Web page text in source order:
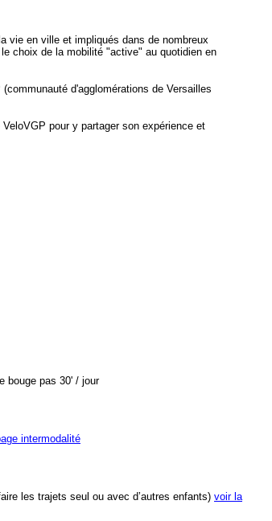
vie en ville et impliqués dans de nombreux
choix de la mobilité "active" au quotidien en
d'agglomérations de Versailles
pour y partager son expérience et
bouge pas 30' / jour
intermodalité
les trajets seul ou avec d’autres enfants) voir la